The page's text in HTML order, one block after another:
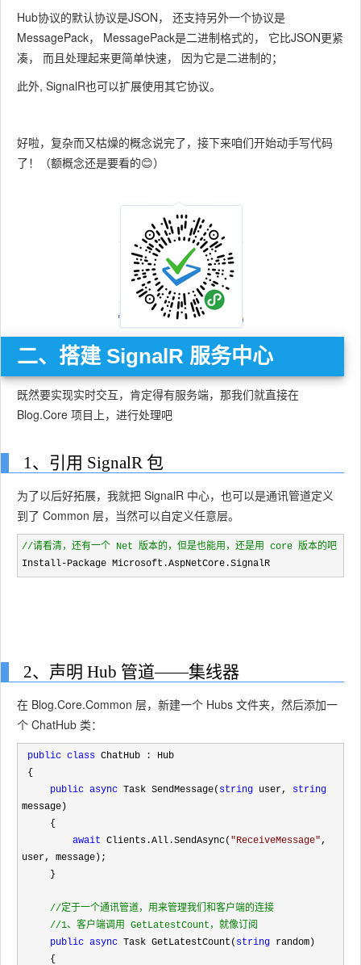
Hub协议的默认协议是JSON， 还支持另外一个协议是
MessagePack， MessagePack是二进制格式的， 它比JSON更紧
凑， 而且处理起来更简单快速， 因为它是二进制的；
此外, SignalR也可以扩展使用其它协议。
好啦，复杂而又枯燥的概念说完了，接下来咱们开始动手写代码
了！（额概念还是要看的😊）
二、搭建 SignalR 服务中心
既然要实现实时交互，肯定得有服务端，那我们就直接在
Blog.Core 项目上，进行处理吧
1、引用 SignalR 包
为了以后好拓展，我就把 SignalR 中心，也可以是通讯管道定义
到了 Common 层，当然可以自定义任意层。
//请看清，还有一个 Net 版本的，但是也能用，还是用 core 版本的吧
Install-Package Microsoft.AspNetCore.SignalR
2、声明 Hub 管道——集线器
在 Blog.Core.Common 层，新建一个 Hubs 文件夹，然后添加一
个 ChatHub 类：
public class ChatHub : Hub
public async Task SendMessage( string user, string
message)
await Clients.All.SendAsync( "ReceiveMessage",
user, message);
//定于一个通讯管道，用来管理我们和客户端的连接
//1、客户端调用 GetLatestCount，就像订阅
public async Task GetLatestCount( string random)